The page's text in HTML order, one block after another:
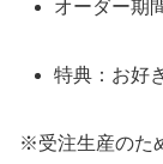
オーダー期
特典：お好
※受注生産のた